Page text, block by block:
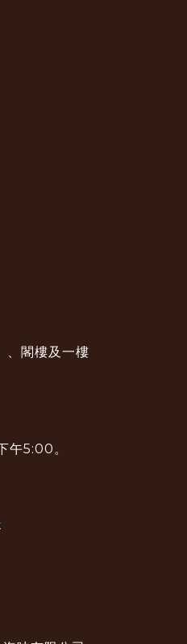
、閣樓及一樓
午5:00。